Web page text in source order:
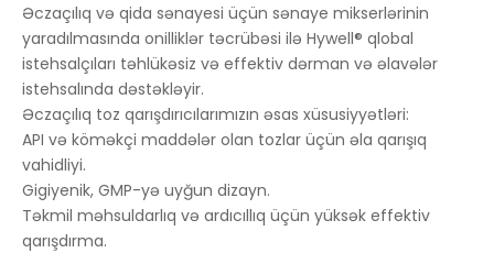
Əczaçılıq və qida sənayesi üçün sənaye mikserlərinin
yaradılmasında onilliklər təcrübəsi ilə Hywell® qlobal
istehsalçıları təhlükəsiz və effektiv dərman və əlavələr
istehsalında dəstəkləyir.
Əczaçılıq toz qarışdırıcılarımızın əsas xüsusiyyətləri:
API və köməkçi maddələr olan tozlar üçün əla qarışıq
vahidliyi.
Gigiyenik, GMP-yə uyğun dizayn.
Təkmil məhsuldarlıq və ardıcıllıq üçün yüksək effektiv
qarışdırma.